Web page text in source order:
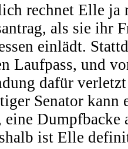
rechnet Elle ja
als sie ihr
einlädt.
Laufpass, und
dafür
Senator kann
eine Dumpfbacke
ist Elle